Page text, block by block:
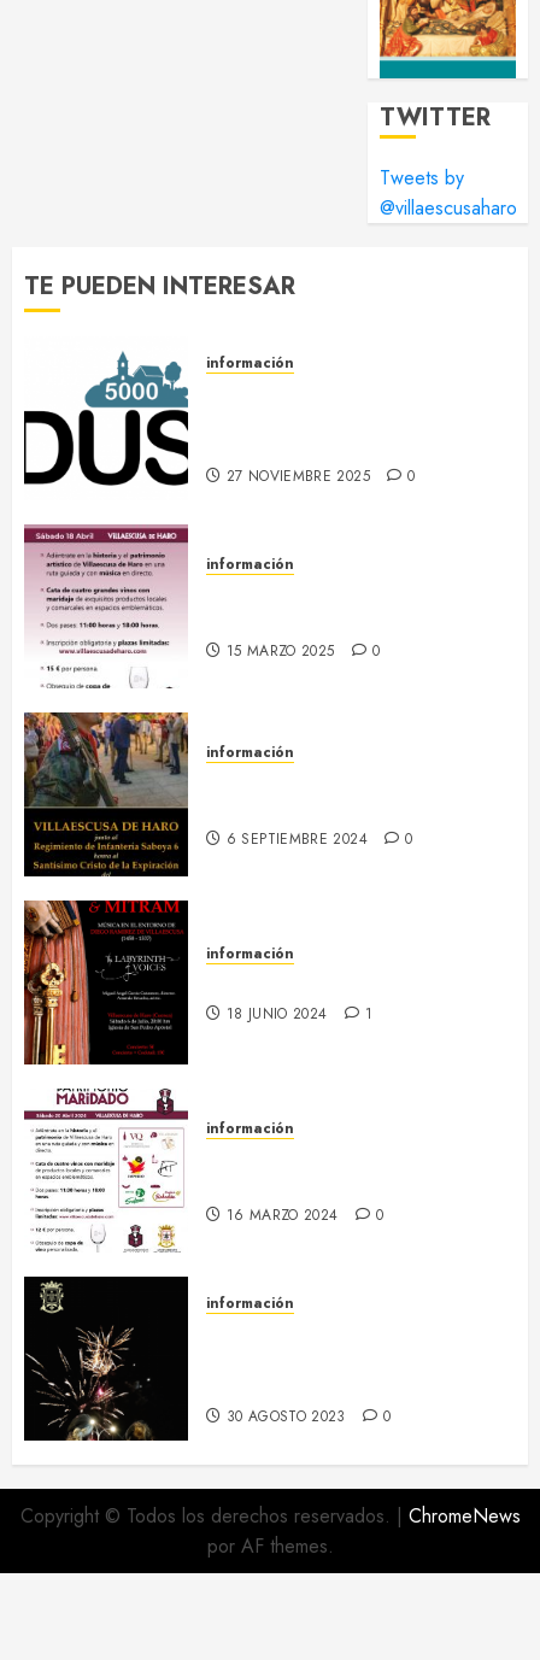
TWITTER
Tweets by
@villaescusaharo
TE PUEDEN INTERESAR
información
27 NOVIEMBRE 2025 0
información
15 MARZO 2025 0
información
6 SEPTIEMBRE 2024 0
información
18 JUNIO 2024 1
información
16 MARZO 2024 0
información
30 AGOSTO 2023 0
Copyright © Todos los derechos reservados. | ChromeNews
por AF themes.